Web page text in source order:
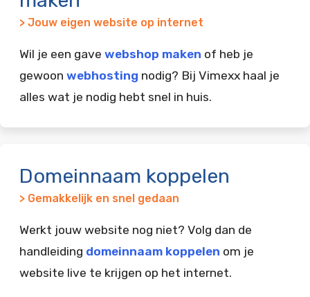
> Jouw eigen website op internet
Wil je een gave webshop maken of heb je
gewoon webhosting nodig? Bij Vimexx haal je
alles wat je nodig hebt snel in huis.
Domeinnaam koppelen
> Gemakkelijk en snel gedaan
Werkt jouw website nog niet? Volg dan de
handleiding domeinnaam koppelen om je
website live te krijgen op het internet.